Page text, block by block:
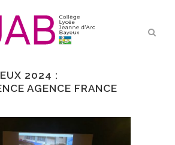
2024 :
AGENCE FRANCE